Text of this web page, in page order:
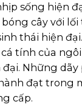
sống hiện
cây với
thái hiện
tính của
đại. Những
đạt trong
cấp.